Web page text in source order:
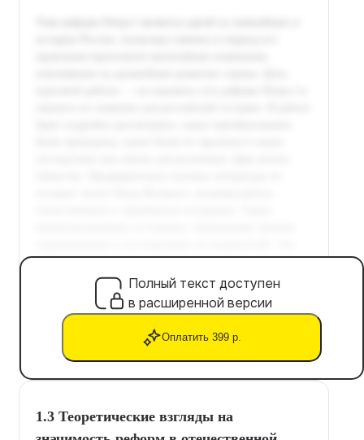
Полный текст доступен
в расширенной версии
Оплатить 399 р.
1.3 Теоретические взгляды на